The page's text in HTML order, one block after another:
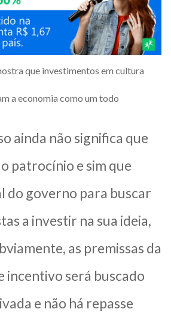
que investimentos em cultura
a economia como um todo
ainda não significa que
patrocínio e sim que
do governo para buscar
a investir na sua ideia,
as premissas da
incentivo será buscado
e não há repasse